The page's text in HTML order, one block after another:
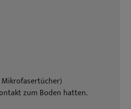
zum Boden hatten.